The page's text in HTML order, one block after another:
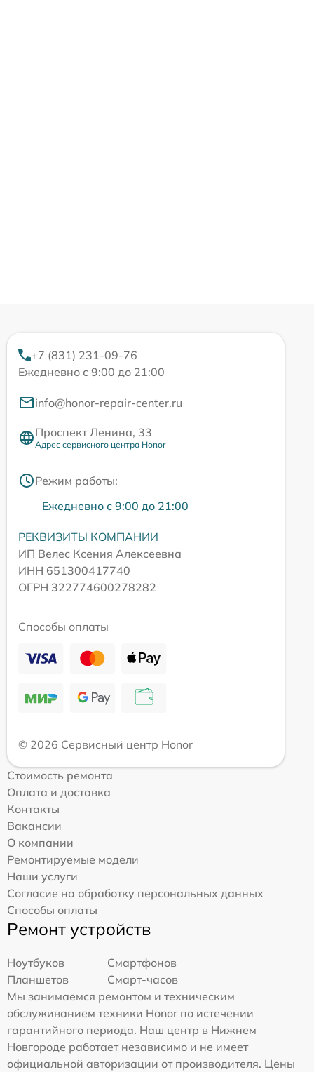
+7 (831) 231-09-76
Ежедневно с 9:00 до 21:00
info@honor-repair-center.ru
Проспект Ленина, 33
Адрес сервисного центра Honor
Режим работы:
Ежедневно с 9:00 до 21:00
РЕКВИЗИТЫ КОМПАНИИ
ИП Велес Ксения Алексеевна
ИНН 651300417740
ОГРН 322774600278282
Способы оплаты
© 2026 Сервисный центр Honor
Стоимость ремонта
Оплата и доставка
Контакты
Вакансии
О компании
Ремонтируемые модели
Наши услуги
Согласие на обработку персональных данных
Способы оплаты
Ремонт устройств
Ноутбуков
Смартфонов
Планшетов
Смарт-часов
Мы занимаемся ремонтом и техническим
обслуживанием техники Honor по истечении
гарантийного периода. Наш центр в Нижнем
Новгороде работает независимо и не имеет
официальной авторизации от производителя. Цены